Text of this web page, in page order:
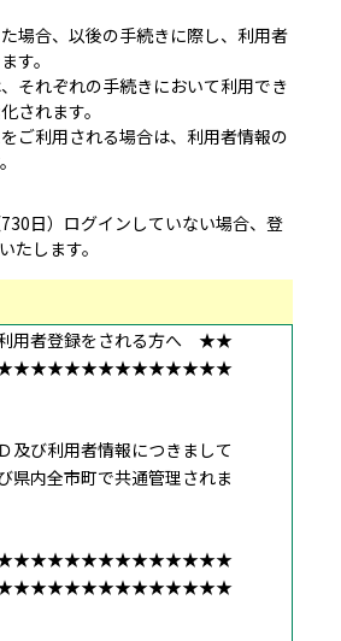
場合、以後の手続きに際し、利用者
す。
それぞれの手続きにおいて利用でき
されます。
ご利用される場合は、利用者情報の
日）ログインしていない場合、登
たします。
登録をされる方へ ★★
及び利用者情報につきまして
県内全市町で共通管理されま